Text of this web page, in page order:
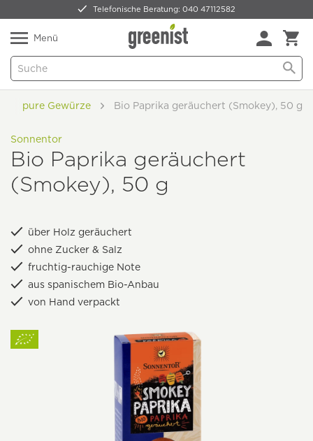
Telefonische Beratung: 040 47112582
Natürlich Pflanzlich Lecker
Menü
pure Gewürze Bio Paprika geräuchert (Smokey), 50 g
Sonnentor
Bio Paprika geräuchert
(Smokey), 50 g
über Holz geräuchert
ohne Zucker & Salz
fruchtig-rauchige Note
aus spanischem Bio-Anbau
von Hand verpackt